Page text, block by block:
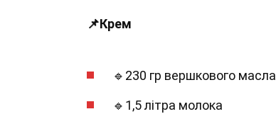
📌Крем
🔹230 гр вершкового масла
🔹1,5 літра молока